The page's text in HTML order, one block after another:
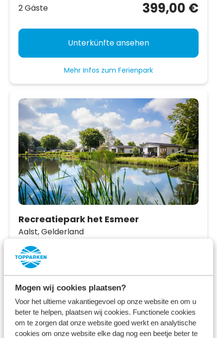
Mogen wij cookies plaatsen?
Voor het ultieme vakantiegevoel op onze website en om u
beter te helpen, plaatsen wij cookies. Functionele cookies
om te zorgen dat onze website goed werkt en analytische
cookies om onze website elke dag nog een beetje beter te
2 Gäste
399,00 €
Unterkünfte ansehen
Mehr Infos zum Ferienpark
Recreatiepark het Esmeer
Aalst,Gelderland
8.0 710 Bewertungen
Einzigartige Lage; zwischen dem Esmeer-
See und der Maas
Direkt neben einem großen Spielplatz und
Erholungsgebiet gelegen